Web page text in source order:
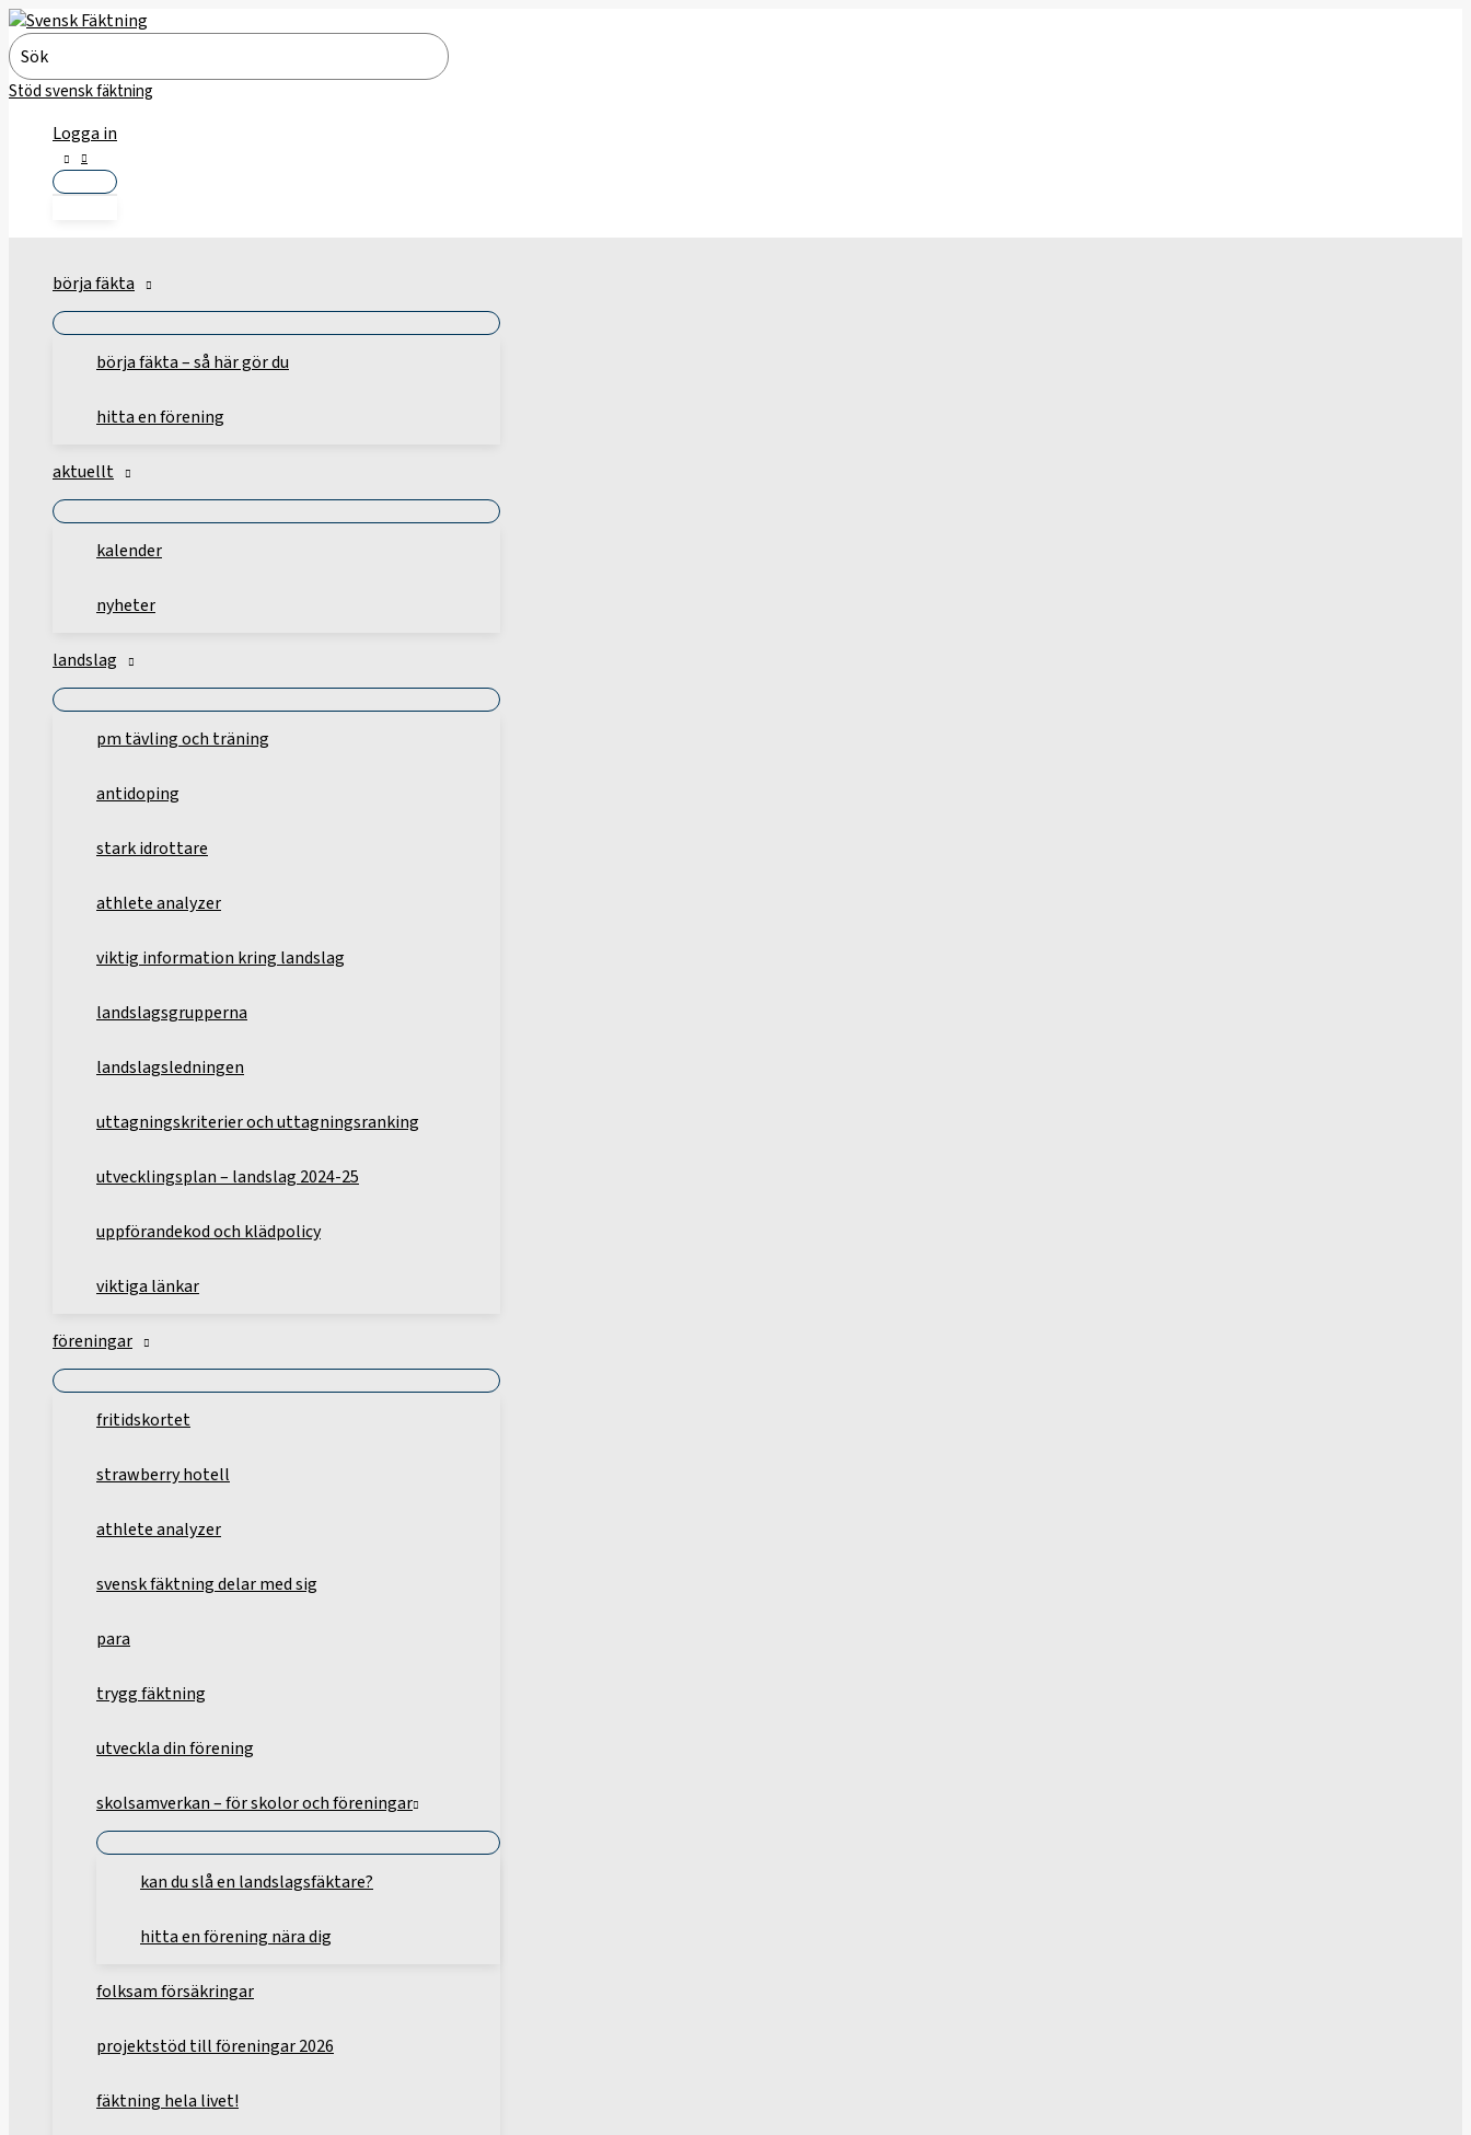
Hoppa
till
innehåll
Search
for:
Stöd svensk fäktning
Logga in
börja fäkta
börja fäkta – så här gör du
hitta en förening
aktuellt
kalender
nyheter
landslag
pm tävling och träning
antidoping
stark idrottare
athlete analyzer
viktig information kring landslag
landslagsgrupperna
landslagsledningen
uttagningskriterier och uttagningsranking
utvecklingsplan – landslag 2024-25
uppförandekod och klädpolicy
viktiga länkar
föreningar
fritidskortet
strawberry hotell
athlete analyzer
svensk fäktning delar med sig
para
trygg fäktning
utveckla din förening
skolsamverkan – för skolor och föreningar
kan du slå en landslagsfäktare?
hitta en förening nära dig
folksam försäkringar
projektstöd till föreningar 2026
fäktning hela livet!